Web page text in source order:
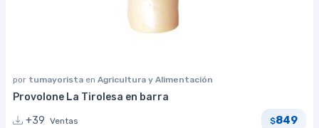
por tumayorista en Agricultura y Alimentación
Provolone La Tirolesa en barra
+39 Ventas $849